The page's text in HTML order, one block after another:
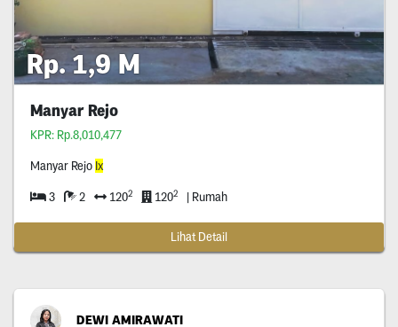
Rp. 1,9 M
Manyar Rejo
KPR: Rp.8,010,477
Manyar Rejo Ix
3 2 1202 1202 | Rumah
Lihat Detail
DEWI AMIRAWATI